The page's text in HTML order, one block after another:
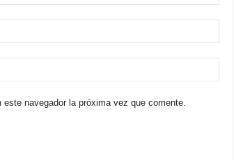
navegador la próxima vez que comente.